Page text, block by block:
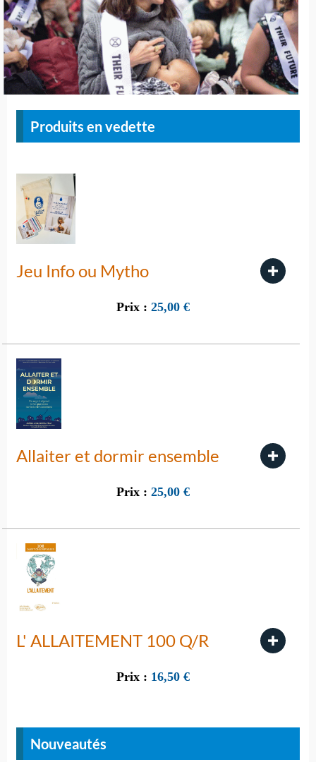
Produits en vedette
Jeu Info ou Mytho
Prix : 25,00 €
Allaiter et dormir ensemble
Prix : 25,00 €
L' ALLAITEMENT 100 Q/R
Prix : 16,50 €
Nouveautés